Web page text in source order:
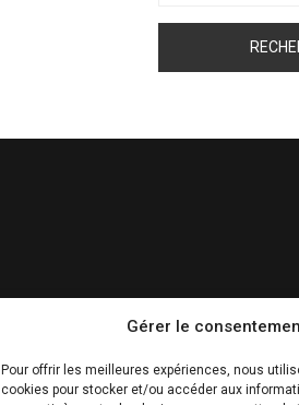
Gérer le
Pour offrir les meilleures expériences, nous
cookies pour stocker et/ou accéder aux